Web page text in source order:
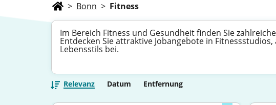
> Bonn > Fitness
Im Bereich Fitness und Gesundheit finden Sie
Entdecken Sie attraktive Jobangebote in
Lebensstils bei.
Relevanz Datum Entfernung